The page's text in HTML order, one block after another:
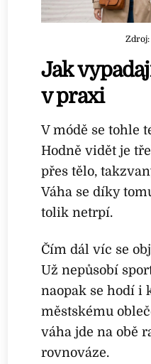
Jak
v praxi
V módě se tohle
Hodně vidět je
přes tělo,
Váha se díky
tolik netrpí.
Čím dál víc se
Už nepůsobí
naopak se hodí i
městskému
váha jde na obě
rovnováze.